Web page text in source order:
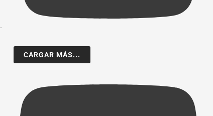
.
CARGAR MÁS...